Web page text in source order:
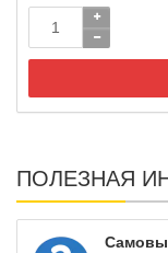
ПОЛЕЗНАЯ